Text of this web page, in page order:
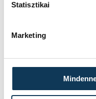
Statisztikai
Marketing
Ideiglenes
Jókai